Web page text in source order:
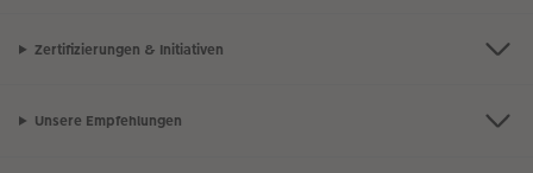
Zertifizierungen & Initiativen
Unsere Empfehlungen